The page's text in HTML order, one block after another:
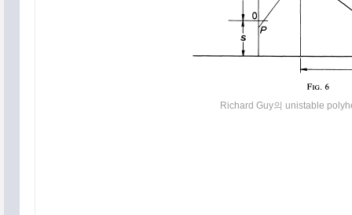
Richard Guy의 unistable